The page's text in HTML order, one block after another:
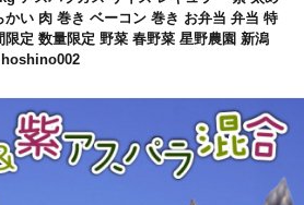
い 肉 巻き ベーコン 巻き お弁当 弁当 特
定 数量限定 野菜 春野菜 星野農園 新潟
hoshino002